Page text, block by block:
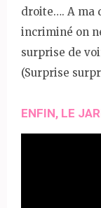
droite…. A ma
incriminé on
surprise de
(Surprise
ENFIN, LE